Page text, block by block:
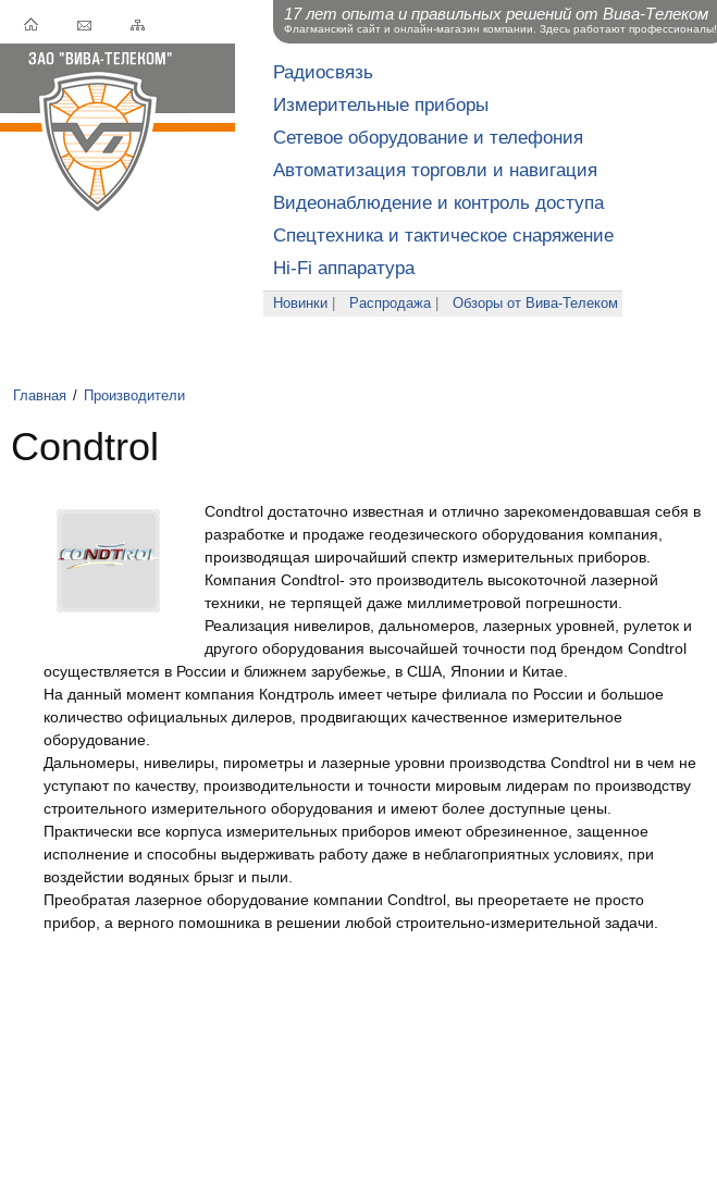
Радиосвязь
Измерительные приборы
Сетевое оборудование и телефония
Автоматизация торговли и навигация
Видеонаблюдение и контроль доступа
Спецтехника и тактическое снаряжение
Hi-Fi аппаратура
Новинки Распродажа| Обзоры от Вива-Телеком
Главная / Производители
Condtrol
Condtrol достаточно известная и отлично зарекомендовавшая себя в
разработке и продаже геодезического оборудования компания,
производящая широчайший спектр измерительных приборов.
Компания Condtrol- это производитель высокоточной лазерной
техники, не терпящей даже миллиметровой погрешности.
Реализация нивелиров, дальномеров, лазерных уровней, рулеток и
другого оборудования высочайшей точности под брендом Condtrol
осуществляется в России и ближнем зарубежье, в США, Японии и Китае.
На данный момент компания Кондтроль имеет четыре филиала по России и большое
количество официальных дилеров, продвигающих качественное измерительное
оборудование.
Дальномеры, нивелиры, пирометры и лазерные уровни производства Condtrol ни в чем не
уступают по качеству, производительности и точности мировым лидерам по производству
строительного измерительного оборудования и имеют более доступные цены.
Практически все корпуса измерительных приборов имеют обрезиненное, защенное
исполнение и способны выдерживать работу даже в неблагоприятных условиях, при
воздейстии водяных брызг и пыли.
Преобратая лазерное оборудование компании Condtrol, вы преоретаете не просто
прибор, а верного помошника в решении любой строительно-измерительной задачи.
17 лет опыта и правильных решений от Вива-Телеком
Флагманский сайт и онлайн-магазин компании. Здесь работают профессионалы!